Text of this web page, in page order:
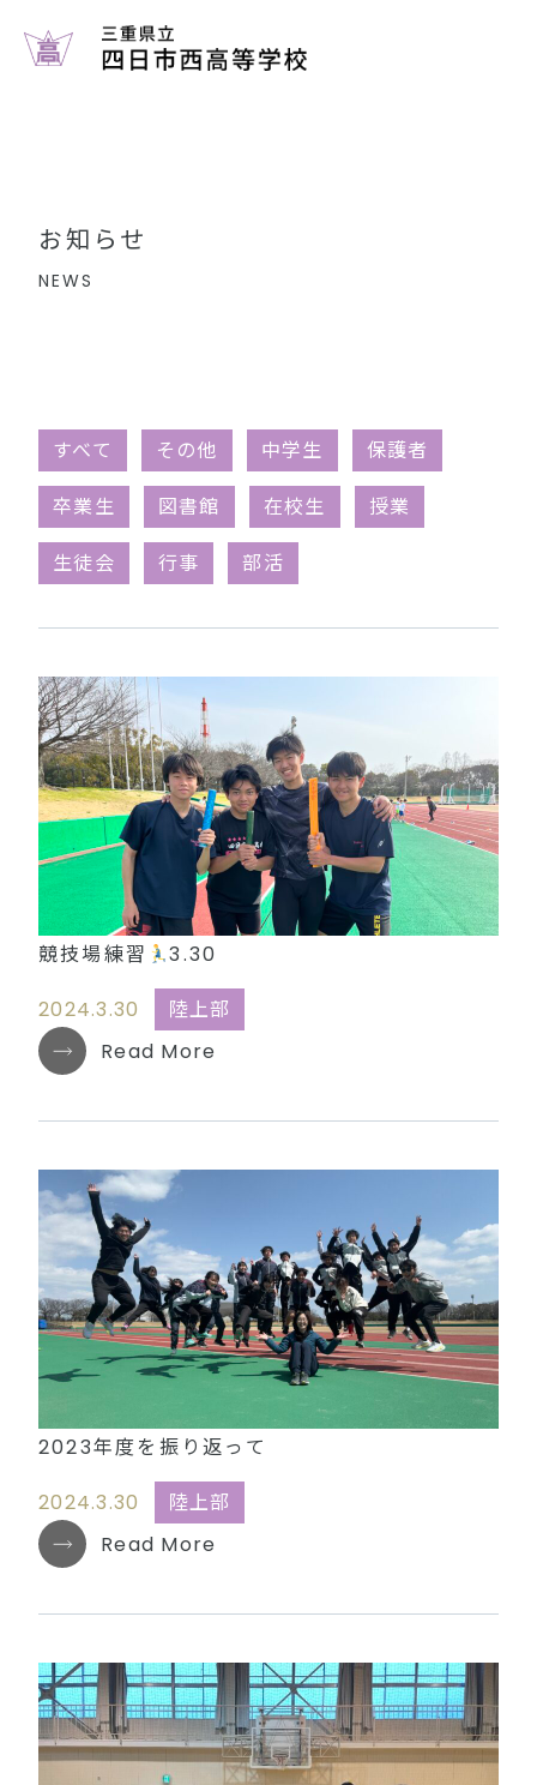
お知らせ
学校生活
中学生のみなさまへ
同窓会（外部リンク）
お知らせ
NEWS
すべて その他 中学生 保護者
卒業生 図書館 在校生 授業
生徒会 行事 部活
競技場練習
3.30
2024.3.30
陸上部
Read More
2023年度を振り返って
2024.3.30
陸上部
Read More